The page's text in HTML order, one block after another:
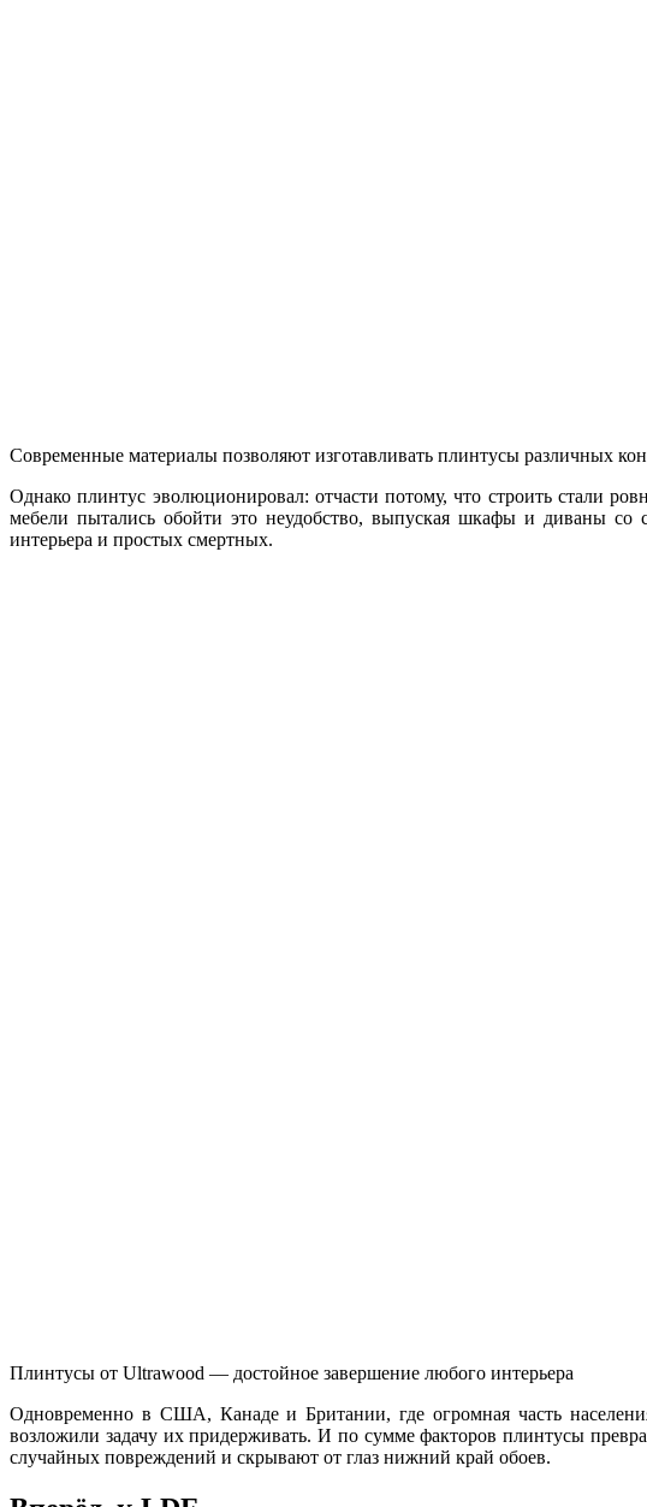
Современные материалы позволяют изготавливать плинтусы различных
Однако плинтус эволюционировал: отчасти потому, что строить стали
мебели пытались обойти это неудобство, выпуская шкафы и диваны со
интерьера и простых смертных.
Плинтусы от Ultrawood — достойное завершение любого интерьера
Одновременно в США, Канаде и Британии, где огромная часть
возложили задачу их придерживать. И по сумме факторов плинтусы
случайных повреждений и скрывают от глаз нижний край обоев.